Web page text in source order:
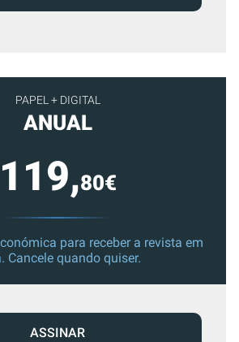
PAPEL + DIGITAL
ANUAL
119,80€
para receber a revista em
Cancele quando quiser.
ASSINAR